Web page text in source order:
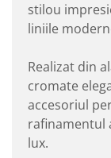
stilou
liniile
Realizat din
cromate
accesoriul
rafinamentul
lux.